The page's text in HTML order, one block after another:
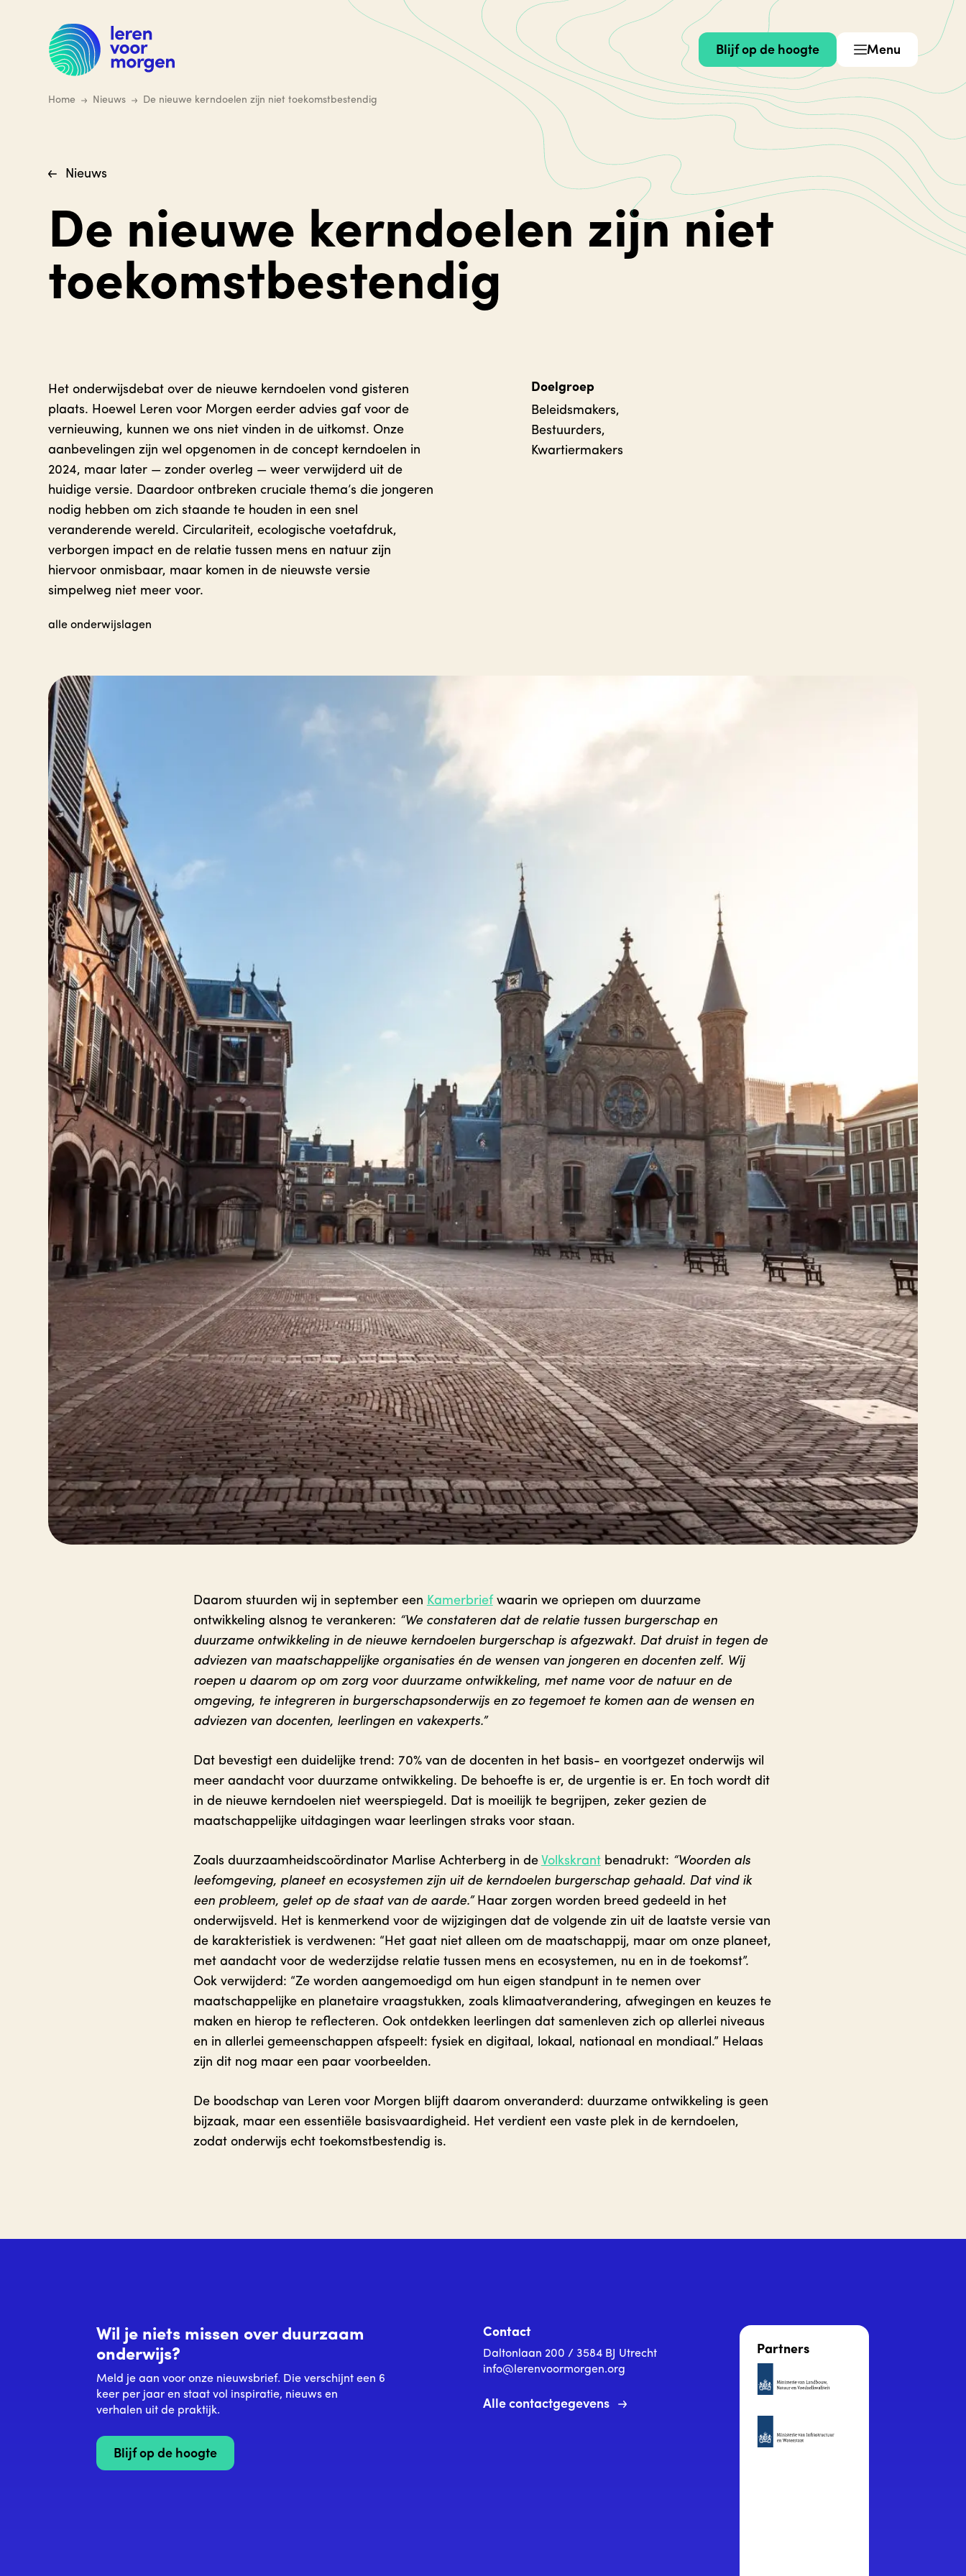
hoofdinhoud
Blijf op de hoogte Menu
Home Nieuws De nieuwe kerndoelen zijn niet toekomstbestendig
Nieuws
De nieuwe kerndoelen zijn niet
toekomstbestendig
Het onderwijsdebat over de nieuwe kerndoelen vond gisteren
plaats. Hoewel Leren voor Morgen eerder advies gaf voor de
vernieuwing, kunnen we ons niet vinden in de uitkomst. Onze
aanbevelingen zijn wel opgenomen in de concept kerndoelen in
2024, maar later — zonder overleg — weer verwijderd uit de
huidige versie. Daardoor ontbreken cruciale thema’s die jongeren
nodig hebben om zich staande te houden in een snel
veranderende wereld. Circulariteit, ecologische voetafdruk,
verborgen impact en de relatie tussen mens en natuur zijn
hiervoor onmisbaar, maar komen in de nieuwste versie
simpelweg niet meer voor.
alle onderwijslagen
Doelgroep
Beleidsmakers,
Bestuurders,
Kwartiermakers
Daarom stuurden wij in september een Kamerbriefwaarin we opriepen om duurzame
ontwikkeling alsnog te verankeren: “We constateren dat de relatie tussen burgerschap en
duurzame ontwikkeling in de nieuwe kerndoelen burgerschap is afgezwakt. Dat druist in tegen de
adviezen van maatschappelijke organisaties én de wensen van jongeren en docenten zelf. Wij
roepen u daarom op om zorg voor duurzame ontwikkeling, met name voor de natuur en de
omgeving, te integreren in burgerschapsonderwijs en zo tegemoet te komen aan de wensen en
adviezen van docenten, leerlingen en vakexperts.”
Dat bevestigt een duidelijke trend: 70% van de docenten in het basis- en voortgezet onderwijs wil
meer aandacht voor duurzame ontwikkeling. De behoefte is er, de urgentie is er. En toch wordt dit
in de nieuwe kerndoelen niet weerspiegeld. Dat is moeilijk te begrijpen, zeker gezien de
maatschappelijke uitdagingen waar leerlingen straks voor staan.
Zoals duurzaamheidscoördinator Marlise Achterberg in de Volkskrantbenadrukt: “Woorden als
leefomgeving, planeet en ecosystemen zijn uit de kerndoelen burgerschap gehaald. Dat vind ik
een probleem, gelet op de staat van de aarde.” Haar zorgen worden breed gedeeld in het
onderwijsveld. Het is kenmerkend voor de wijzigingen dat de volgende zin uit de laatste versie van
de karakteristiek is verdwenen: “Het gaat niet alleen om de maatschappij, maar om onze planeet,
met aandacht voor de wederzijdse relatie tussen mens en ecosystemen, nu en in de toekomst”.
Ook verwijderd: “Ze worden aangemoedigd om hun eigen standpunt in te nemen over
maatschappelijke en planetaire vraagstukken, zoals klimaatverandering, afwegingen en keuzes te
maken en hierop te reflecteren. Ook ontdekken leerlingen dat samenleven zich op allerlei niveaus
en in allerlei gemeenschappen afspeelt: fysiek en digitaal, lokaal, nationaal en mondiaal.” Helaas
zijn dit nog maar een paar voorbeelden.
De boodschap van Leren voor Morgen blijft daarom onveranderd: duurzame ontwikkeling is geen
bijzaak, maar een essentiële basisvaardigheid. Het verdient een vaste plek in de kerndoelen,
zodat onderwijs echt toekomstbestendig is.
Wil je niets missen over duurzaam
onderwijs?
Meld je aan voor onze nieuwsbrief. Die verschijnt een 6
keer per jaar en staat vol inspiratie, nieuws en
verhalen uit de praktijk.
Blijf op de hoogte
Contact
Daltonlaan 200 / 3584 BJ Utrecht
info@lerenvoormorgen.org
Alle contactgegevens
Partners